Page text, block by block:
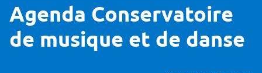
Agenda Conservatoire
de musique et de danse